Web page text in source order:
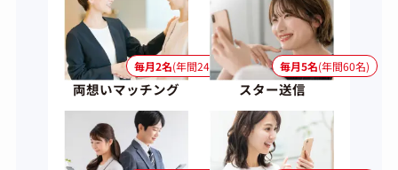
毎月2名(年間24名) 毎月5名(年間60名)
両想いマッチング スター送信